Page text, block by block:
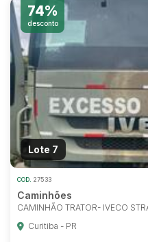
Habilite-se para
propostas
74%
desconto
Lote 7
COD. 27533
Caminhões
CAMINHÃO TRATOR- IVECO
Curitiba - PR